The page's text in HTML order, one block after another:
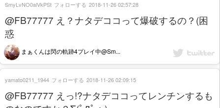
@FB77777 え？ナタデココって爆破するの？(困
惑
まぁくんは閃の軌跡4プレイ中@Sm...
SmyLvNO0alVkPSt フォローする 2018-11-26 02:57:28
@FB77777 えっ!?ナタデココってレンチンするも
yamato0211_1944 フォローする 2018-11-26 02:09:15